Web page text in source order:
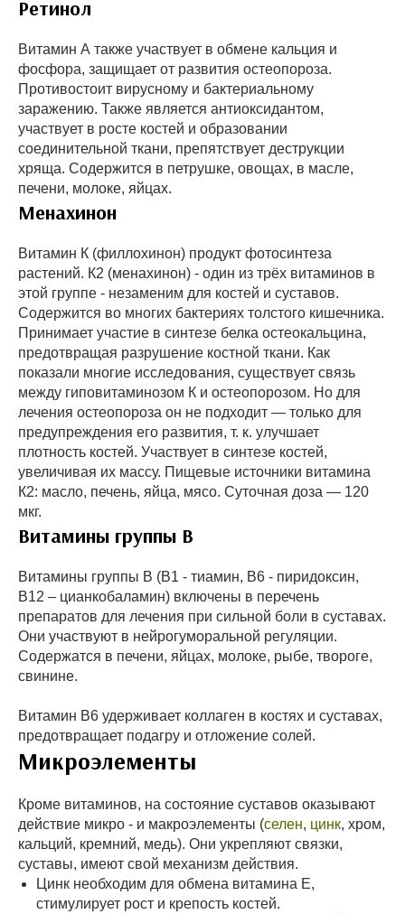
Ретинол
Витамин А также участвует в обмене кальция и
фосфора, защищает от развития остеопороза.
Противостоит вирусному и бактериальному
заражению. Также является антиоксидантом,
участвует в росте костей и образовании
соединительной ткани, препятствует деструкции
хряща. Содержится в петрушке, овощах, в масле,
печени, молоке, яйцах.
Менахинон
Витамин К (филлохинон) продукт фотосинтеза
растений. К2 (менахинон) - один из трёх витаминов в
этой группе - незаменим для костей и суставов.
Содержится во многих бактериях толстого кишечника.
Принимает участие в синтезе белка остеокальцина,
предотвращая разрушение костной ткани. Как
показали многие исследования, существует связь
между гиповитаминозом К и остеопорозом. Но для
лечения остеопороза он не подходит — только для
предупреждения его развития, т. к. улучшает
плотность костей. Участвует в синтезе костей,
увеличивая их массу. Пищевые источники витамина
К2: масло, печень, яйца, мясо. Суточная доза — 120
мкг.
Витамины группы В
Витамины группы В (В1 - тиамин, В6 - пиридоксин,
В12 – цианкобаламин) включены в перечень
препаратов для лечения при сильной боли в суставах.
Они участвуют в нейрогуморальной регуляции.
Содержатся в печени, яйцах, молоке, рыбе, твороге,
свинине.
Витамин В6 удерживает коллаген в костях и суставах,
предотвращает подагру и отложение солей.
Микроэлементы
Кроме витаминов, на состояние суставов оказывают
действие микро - и макроэлементы (селен, цинк, хром,
кальций, кремний, медь). Они укрепляют связки,
суставы, имеют свой механизм действия.
Цинк необходим для обмена витамина Е,
стимулирует рост и крепость костей.